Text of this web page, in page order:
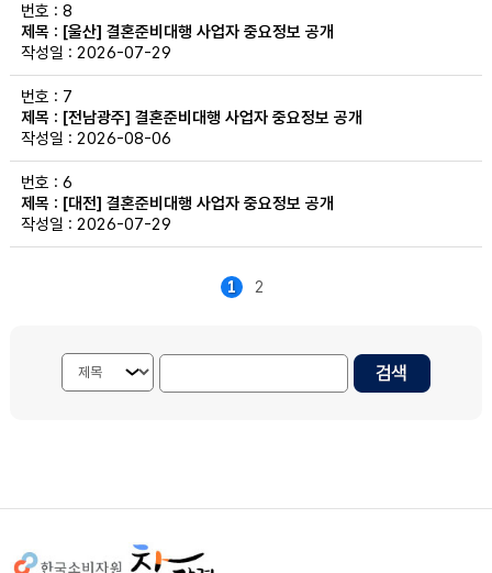
8
[울산] 결혼준비대행 사업자 중요정보 공개
2026-07-29
7
[전남광주] 결혼준비대행 사업자 중요정보 공개
2026-08-06
6
[대전] 결혼준비대행 사업자 중요정보 공개
2026-07-29
1 2